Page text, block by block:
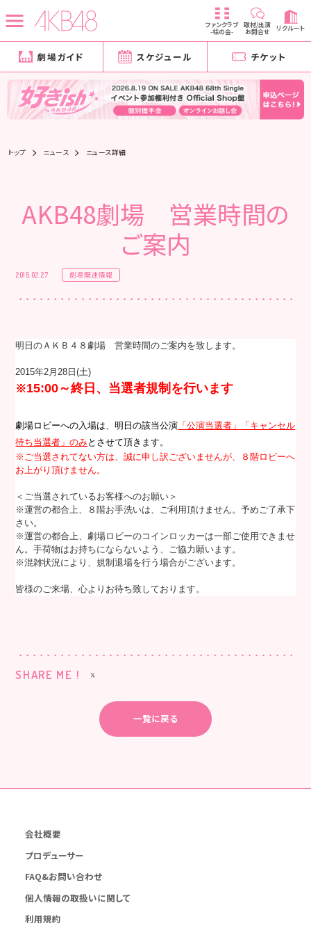
ファンクラブ
-柱の会-
取材/出演
お問合せ リクルート
劇場ガイド スケジュール チケット
トップ ニュース ニュース詳細
AKB48劇場 営業時間の
ご案内
2015.02.27 劇場関連情報
明日のＡＫＢ４８劇場 営業時間のご案内を致します。
2015年2月28日(土)
※15:00～終日、当選者規制を行います
劇場ロビーへの入場は、明日の該当公演 「公演当選者」「キャンセル
待ち当選者」のみとさせて頂きます。
※ご当選されてない方は、誠に申し訳ございませんが、８階ロビーへ
お上がり頂けません。
＜ご当選されているお客様へのお願い＞
※運営の都合上、８階お手洗いは、ご利用頂けません。予めご了承下
さい。
※運営の都合上、劇場ロビーのコインロッカーは一部ご使用できませ
ん。手荷物はお持ちにならないよう、ご協力願います。
※混雑状況により、規制退場を行う場合がございます。
皆様のご来場、心よりお待ち致しております。
SHARE ME !
一覧に戻る
会社概要
プロデューサー
FAQ&お問い合わせ
個人情報の取扱いに関して
利用規約